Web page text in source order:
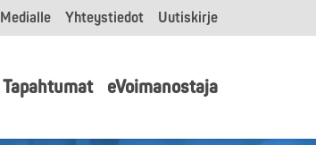
Medialle Yhteystiedot Uutiskirje
Tapahtumat eVoimanostaja